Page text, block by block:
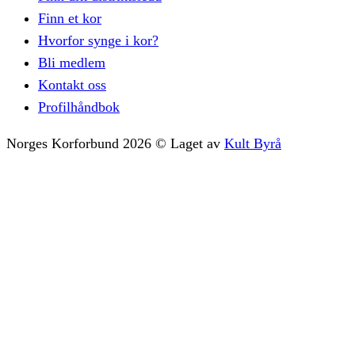
Finn et kor
Hvorfor synge i kor?
Bli medlem
Kontakt oss
Profilhåndbok
Norges Korforbund 2026 © Laget av Kult Byrå